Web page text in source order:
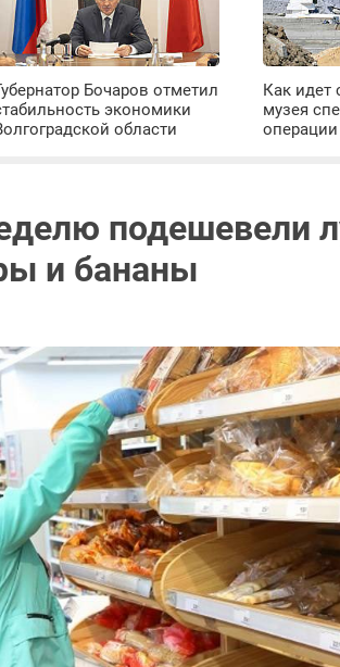
Бочаров отметил
экономики
области
Как идет
музея
операции
подешевели
и бананы